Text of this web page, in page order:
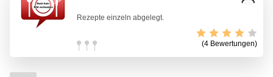
Rezepte einzeln abgelegt.
(4 Bewertungen)